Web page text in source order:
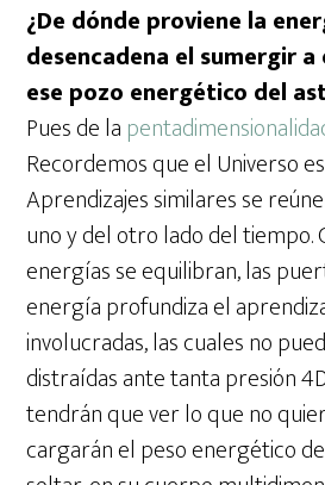
¿De dónde proviene la
desencadena el sumergir a
ese pozo energético del
Pues de la
Recordemos que el Universo
Aprendizajes similares se
uno y del otro lado del tiempo.
energías se equilibran, las
energía profundiza el
involucradas, las cuales no
distraídas ante tanta presión
tendrán que ver lo que no
cargarán el peso energético